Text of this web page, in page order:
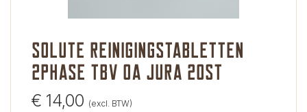
Solute Reinigingstabletten
2Phase tbv oa Jura 20st
€ 14,00 (excl. BTW)